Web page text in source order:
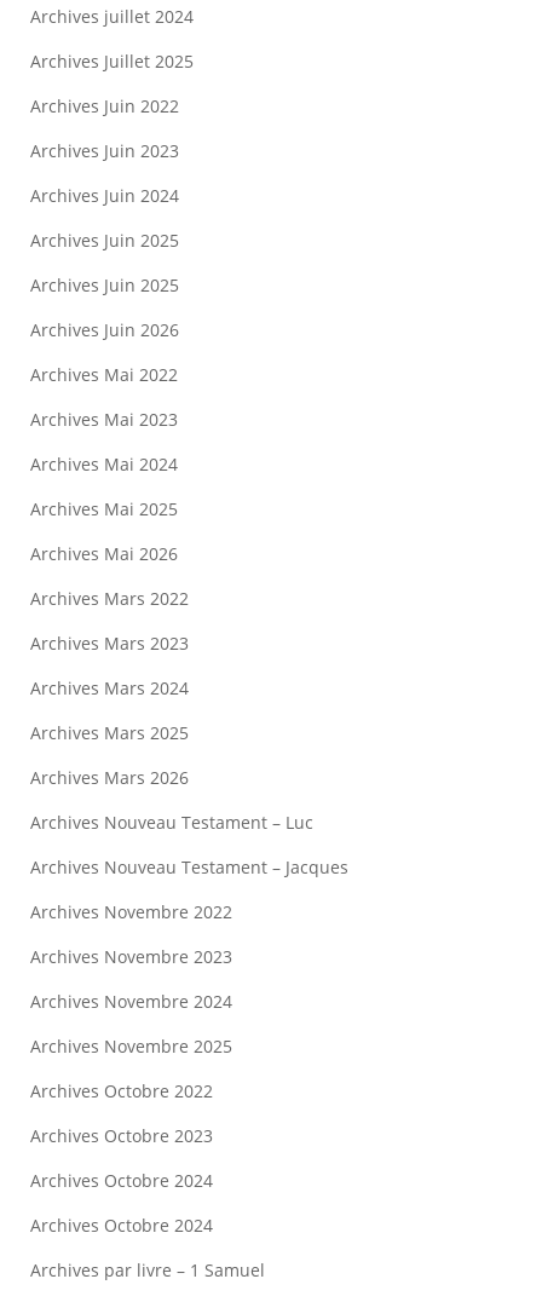
Archives juillet 2024
Archives Juillet 2025
Archives Juin 2022
Archives Juin 2023
Archives Juin 2024
Archives Juin 2025
Archives Juin 2025
Archives Juin 2026
Archives Mai 2022
Archives Mai 2023
Archives Mai 2024
Archives Mai 2025
Archives Mai 2026
Archives Mars 2022
Archives Mars 2023
Archives Mars 2024
Archives Mars 2025
Archives Mars 2026
Archives Nouveau Testament – Luc
Archives Nouveau Testament – Jacques
Archives Novembre 2022
Archives Novembre 2023
Archives Novembre 2024
Archives Novembre 2025
Archives Octobre 2022
Archives Octobre 2023
Archives Octobre 2024
Archives Octobre 2024
Archives par livre – 1 Samuel